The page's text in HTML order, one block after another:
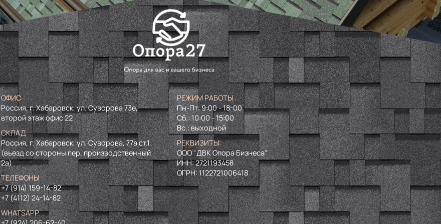
ОФИС
Россия, г. Хабаровск, ул. Суворова 73е,
второй этаж офис 22
СКЛАД
Россия, г. Хабаровск, ул. Суворова, 77а ст.1
(въезд со стороны пер. производственный
2а)
ТЕЛЕФОНЫ
+7 (914) 159-14-82
+7 (4112) 24-14-82
WHATSAPP
РЕЖИМ РАБОТЫ
Пн-Пт: 9:00 - 18-00
Сб.: 10:00 - 15:00
Вс.: выходной
РЕКВИЗИТЫ:
ООО "ДВК Опора Бизнеса"
ИНН:2721193458
ОГРН:1122721006418